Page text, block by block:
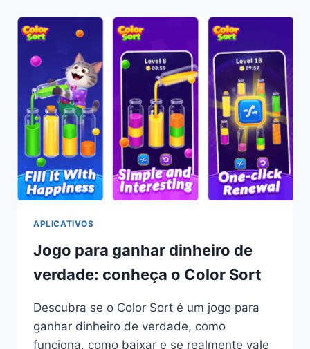
DE
VERDADE:
O
EAZY
REWARD:
PLAY
&
EARN
APLICATIVOS
Jogo para ganhar dinheiro de
verdade: conheça o Color Sort
Descubra se o Color Sort é um jogo para
ganhar dinheiro de verdade, como
funciona, como baixar e se realmente vale